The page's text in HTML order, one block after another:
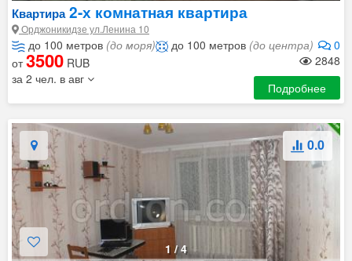
Квартира2-х комнатная квартира
Орджоникидзе ул.Ленина 10
до 100 метров (до моря) 0
до 100 метров (до центра)
2848
от3500 RUB
за 2 чел. в авг
Подробнее
1 /4
0.0